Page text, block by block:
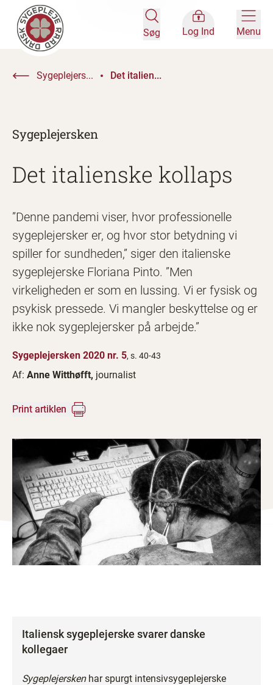
Søg Log Ind Menu
Sygeplejers... Det italien...
Sygeplejersken
Det italienske kollaps
”Denne pandemi viser, hvor professionelle
sygeplejersker er, og hvor stor betydning vi
spiller for sundheden,” siger den italienske
sygeplejerske Floriana Pinto. ”Men
virkeligheden er som en lussing. Vi er fysisk og
psykisk pressede. Vi mangler beskyttelse og er
ikke nok sygeplejersker på arbejde.”
Sygeplejersken 2020 nr. 5, s. 40-43
Af: Anne Witthøfft, journalist
Print artiklen
Italiensk sygeplejerske svarer danske
kollegaer
Sygeplejerskenhar spurgt intensivsygeplejerske